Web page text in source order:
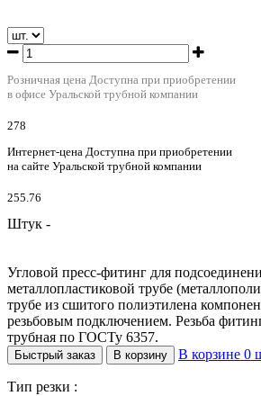
Розничная цена Доступна при приобретении
в офисе Уральской трубной компании
278
Интернет-цена Доступна при приобретении
на сайте Уральской трубной компании
255.76
Штук -
Угловой пресс-фитинг для
металлопластиковой трубе
трубе из сшитого полиэтилена
резьбовым подключением. Резьба
трубная по ГОСТу 6357.
Быстрый заказ В корзину В корзине 0
Тип резки :